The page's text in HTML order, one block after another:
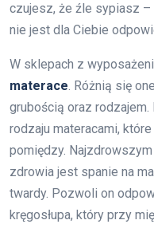
czujesz, że źle sypiasz –
nie jest dla Ciebie
W sklepach z
materace. Różnią się
grubością oraz
rodzaju materacami,
pomiędzy.
zdrowia jest spanie na
twardy. Pozwoli on
kręgosłupa, który przy